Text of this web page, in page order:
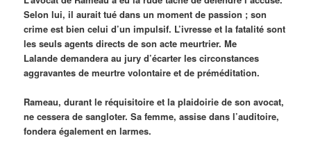
Selon lui, il aurait tué dans un moment de passion ; son
crime est bien celui d’un impulsif. L’ivresse et la fatalité sont
les seuls agentsdirects de son acte meurtrier.Me
Lalande demandera au jury d’écarter les circonstances
aggravantes de meurtre volontaire et de préméditation.
Rameau, durant le réquisitoire et la plaidoirie de son avocat,
ne cessera de sangloter. Sa femme, assise dans l’auditoire,
fondera également en larmes.